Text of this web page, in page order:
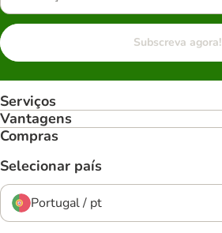
Subscreva agora!
Serviços
Vantagens
Compras
Selecionar país
Portugal / pt